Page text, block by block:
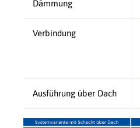
Dämmung
Verbindung
Ausführung über Dach